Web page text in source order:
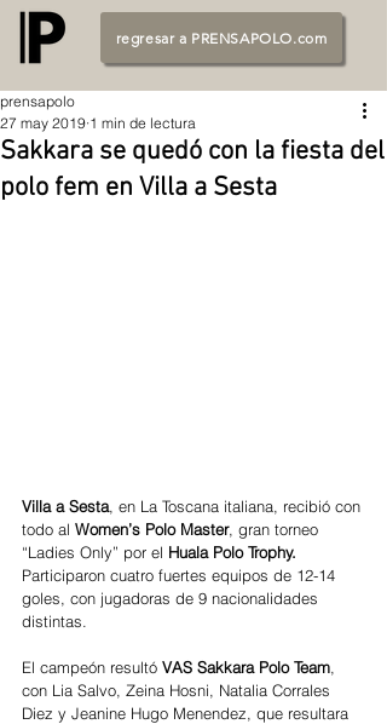
regresar a PRENSAPOLO.com
Sakkara se quedó con la fiesta del
polo fem en Villa a Sesta
prensapolo
27 may 2019 1 min de lectura
Villa a Sesta, en La Toscana italiana, recibió con
todo al Women’s Polo Master, gran torneo
“Ladies Only” por el Huala Polo Trophy.
Participaron cuatro fuertes equipos de 12-14
goles, con jugadoras de 9 nacionalidades
distintas.
El campeón resultó VAS Sakkara Polo Team,
con Lia Salvo, Zeina Hosni, Natalia Corrales
Diez y Jeanine Hugo Menendez, que resultara